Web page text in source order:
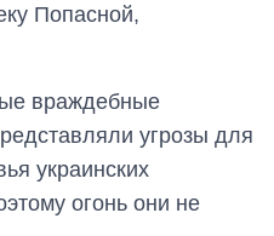
Попасной,
враждебные
угрозы для
украинских
огонь они не
как вырос спрос
на чипы за
последние годы и
что прогнозируют